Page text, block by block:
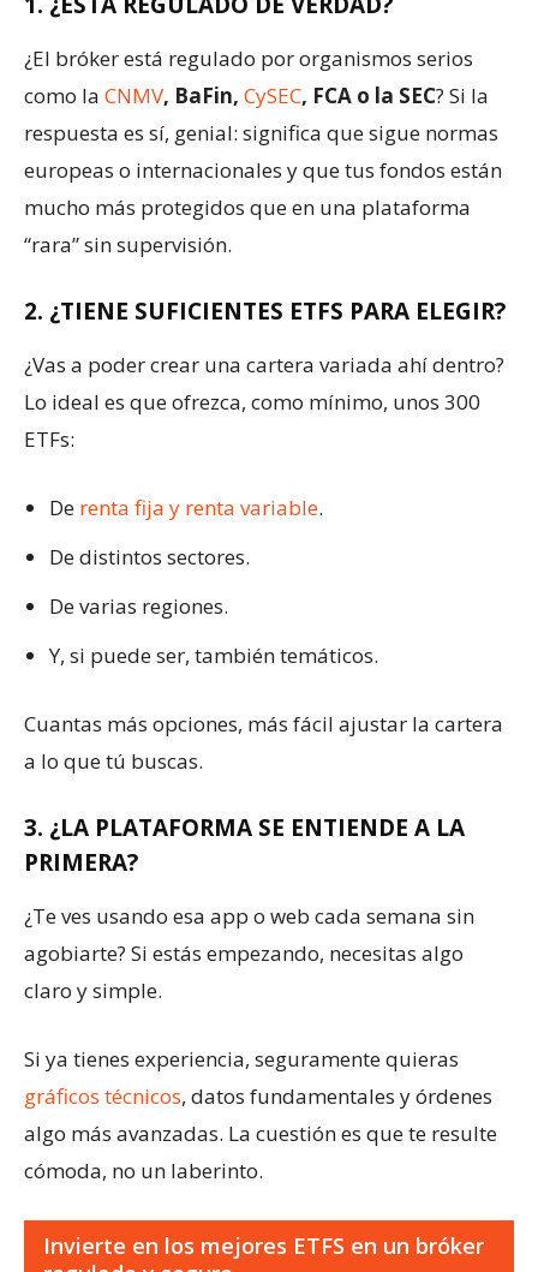
¿El bróker está regulado por organismos serios
como la CNMV, BaFin, CySEC, FCA o la SEC? Si la
respuesta es sí, genial: significa que sigue normas
europeas o internacionales y que tus fondos están
mucho más protegidos que en una plataforma
“rara” sin supervisión.
2. ¿TIENE SUFICIENTES ETFS PARA ELEGIR?
¿Vas a poder crear una cartera variada ahí dentro?
Lo ideal es que ofrezca, como mínimo, unos 300
ETFs:
De renta fija y renta variable.
De distintos sectores.
De varias regiones.
Y, si puede ser, también temáticos.
Cuantas más opciones, más fácil ajustar la cartera
a lo que tú buscas.
3. ¿LA PLATAFORMA SE ENTIENDE A LA
PRIMERA?
¿Te ves usando esa app o web cada semana sin
agobiarte? Si estás empezando, necesitas algo
claro y simple.
Si ya tienes experiencia, seguramente quieras
gráficos técnicos, datos fundamentales y órdenes
algo más avanzadas. La cuestión es que te resulte
cómoda, no un laberinto.
Invierte en los mejores ETFS en un bróker